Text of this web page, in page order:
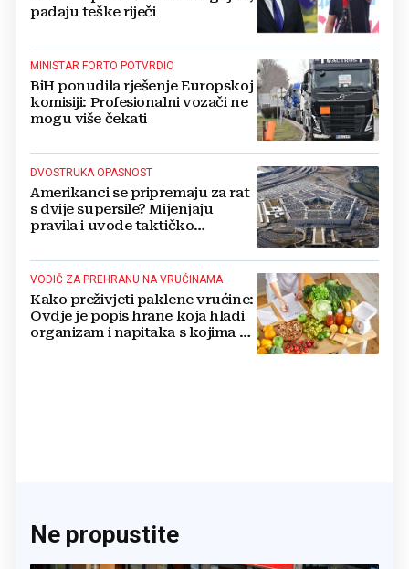
padaju teške riječi
MINISTAR FORTO POTVRDIO
BiH ponudila rješenje Europskoj
komisiji: Profesionalni vozači ne
mogu više čekati
DVOSTRUKA OPASNOST
Amerikanci se pripremaju za rat
s dvije supersile? Mijenjaju
pravila i uvode taktičko
VODIČ ZA PREHRANU NA VRUĆINAMA
Kako preživjeti paklene vrućine:
Ovdje je popis hrane koja hladi
organizam i napitaka s kojima si
Ne propustite